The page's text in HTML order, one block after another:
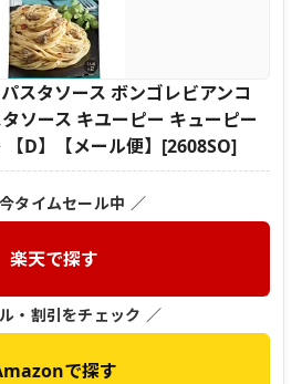
スタソース ボンゴレビアンコ
ソース キユーピー キューピー
【D】【メール便】[2608SO]
タイムセール中 ／
楽天で探す
・割引をチェック ／
で探す